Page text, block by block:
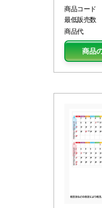
商品コード
最低販売数
商品代
商品